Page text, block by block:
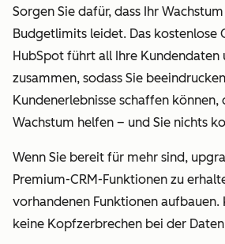
Sorgen Sie dafür, dass Ihr
Budgetlimits leidet. Das kostenlose
HubSpot führt all Ihre Kundendaten
zusammen, sodass Sie
Kundenerlebnisse schaffen können,
Wachstum helfen – und Sie nichts
Wenn Sie bereit für mehr sind,
Premium-CRM-Funktionen zu
vorhandenen Funktionen aufbauen.
keine Kopfzerbrechen bei der